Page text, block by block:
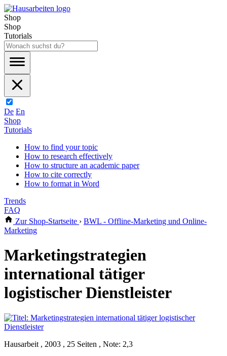
Shop
Shop
Tutorials
De En
Shop
Tutorials
How to find your topic
How to research effectively
How to structure an academic paper
How to cite correctly
How to format in Word
Trends
FAQ
Zur Shop-Startseite › BWL - Offline-Marketing und Online-
Marketing
Marketingstrategien
international tätiger
logistischer Dienstleister
Hausarbeit , 2003 , 25 Seiten , Note: 2,3